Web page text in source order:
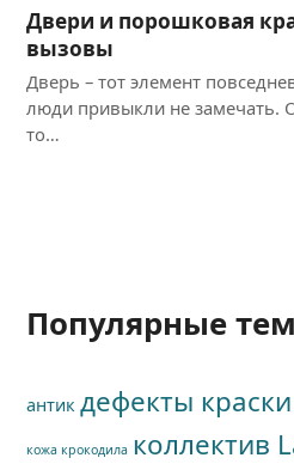
Двери и порошковая
вызовы
Дверь – тот элемент
люди привыкли не замечать.
то…
Популярные
антик дефекты краски
кожа крокодила коллектив